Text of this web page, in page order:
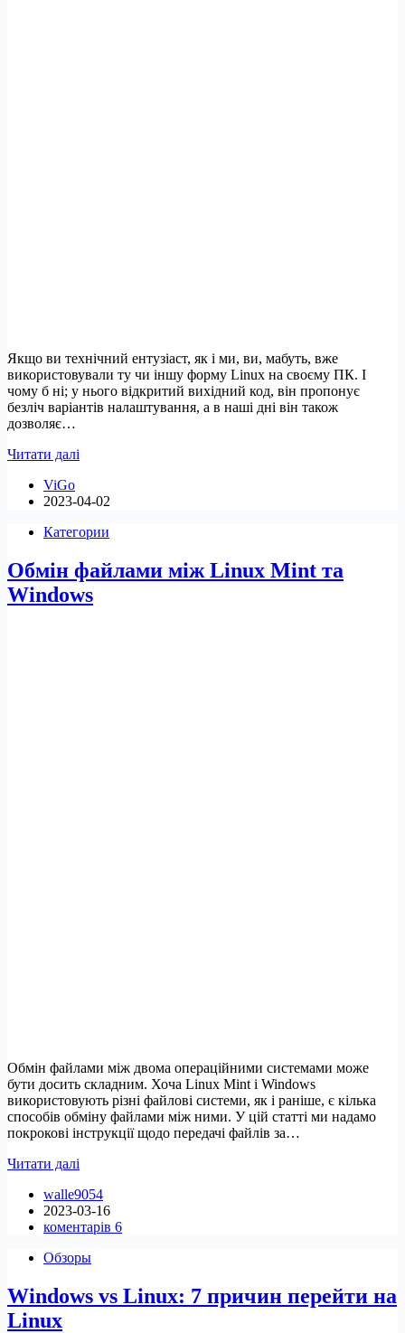
Якщо ви технічний ентузіаст, як і ми, ви, мабуть, вже
використовували ту чи іншу форму Linux на своєму ПК. І
чому б ні; у нього відкритий вихідний код, він пропонує
безліч варіантів налаштування, а в наші дні він також
дозволяє…
Читати далі
та
Linux
ПК
з
Windows
ViGo
2023-04-02
Категории
Обмін файлами між Linux Mint та
Windows
Обмін файлами між двома операційними системами може
бути досить складним. Хоча Linux Mint і Windows
використовують різні файлові системи, як і раніше, є кілька
способів обміну файлами між ними. У цій статті ми надамо
покрокові інструкції щодо передачі файлів за…
Читати далі
між
Linux
Mint
Windows
walle9054
2023-03-16
коментарів 6
Обзоры
Windows vs Linux: 7 причин перейти на
Linux